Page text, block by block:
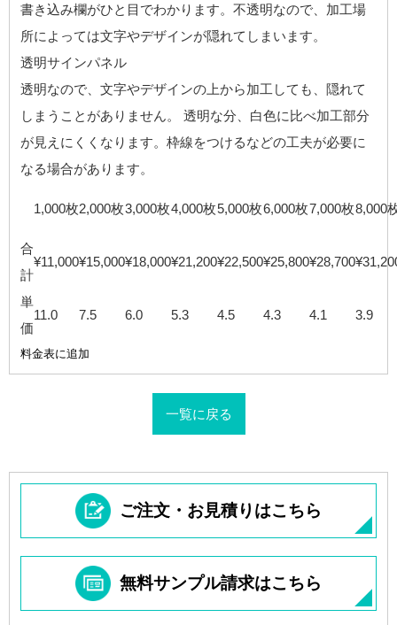
書き込み欄がひと目でわかります。不透明なので、加工場
所によっては文字やデザインが隠れてしまいます。
透明サインパネル
透明なので、文字やデザインの上から加工しても、隠れて
しまうことがありません。 透明な分、白色に比べ加工部分
が見えにくくなります。枠線をつけるなどの工夫が必要に
なる場合があります。
1,000枚2,000枚3,000枚4,000枚5,000枚6,000枚7,000枚8,000
合
計
¥11,000¥15,000¥18,000¥21,200¥22,500¥25,800¥28,700
単
価
11.0 7.5 6.0 5.3 4.5 4.3 4.1 3.9
料金表に追加
一覧に戻る
ご注文・お見積りはこちら
無料サンプル請求はこちら